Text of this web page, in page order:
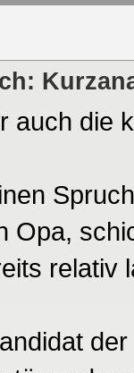
auch die
Opa,
relativ